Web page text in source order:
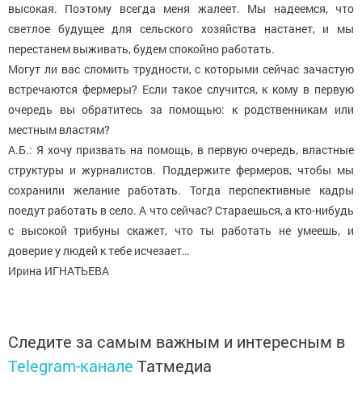
высокая. Поэтому всегда меня жалеет. Мы надеемся, что
светлое будущее для сельского хозяйства настанет, и мы
перестанем выживать, будем спокойно работать.
Могут ли вас сломить трудности, с которыми сейчас зачастую
встречаются фермеры? Если такое случится, к кому в первую
очередь вы обратитесь за помощью: к родственникам или
местным властям?
А.Б.: Я хочу призвать на помощь, в первую очередь, властные
структуры и журналистов. Поддержите фермеров, чтобы мы
сохранили желание работать. Тогда перспективные кадры
поедут работать в село. А что сейчас? Стараешься, а кто-нибудь
с высокой трибуны скажет, что ты работать не умеешь, и
доверие у людей к тебе исчезает…
Ирина ИГНАТЬЕВА
Следите за самым важным и интересным в
Telegram-канале Татмедиа